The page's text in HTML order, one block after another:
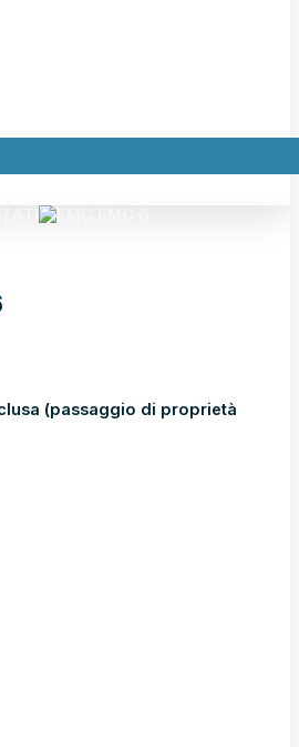
(passaggio di proprietà